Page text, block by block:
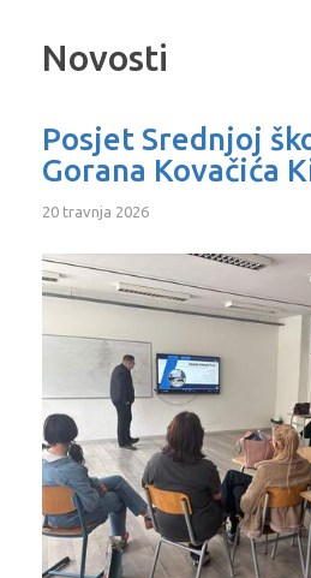
Novosti
Posjet Srednjoj
Gorana Kovačića
20 travnja 2026